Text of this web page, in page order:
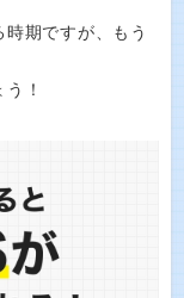
期ですが、もう
！